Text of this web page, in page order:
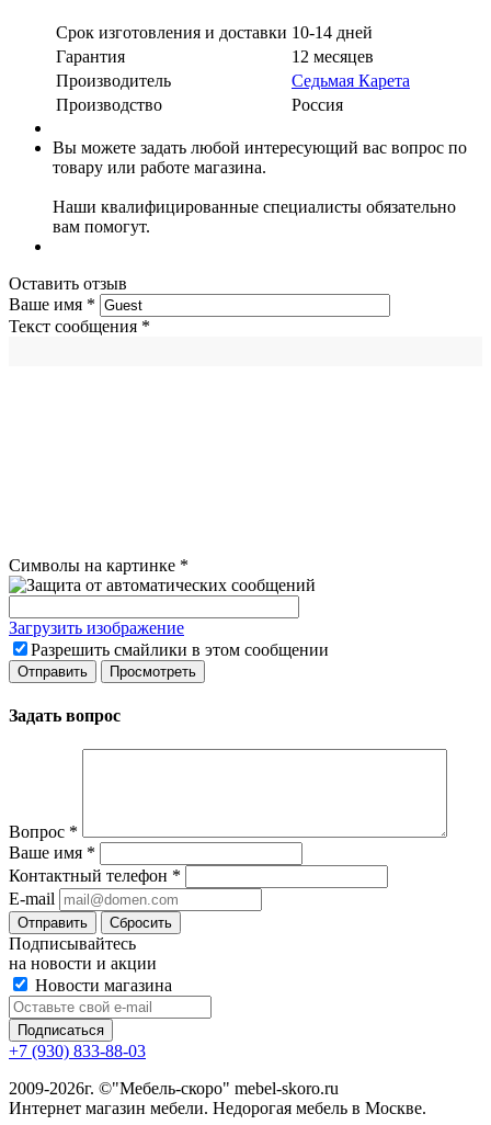
Срок изготовления и доставки 10-14 дней
Гарантия
12 месяцев
Производитель
Седьмая Карета
Производство
Россия
Вы можете задать любой интересующий вас вопрос по
товару или работе магазина.
Наши квалифицированные специалисты обязательно
вам помогут.
Оставить отзыв
Ваше имя *
Текст сообщения *
Символы на картинке *
Загрузить изображение
Разрешить смайлики в этом сообщении
Задать вопрос
Вопрос *
Ваше имя *
Контактный телефон *
E-mail
Сбросить
Подписывайтесь
на новости и акции
Новости магазина
+7 (930) 833-88-03
2009-2026г. ©"Мебель-скоро" mebel-skoro.ru
Интернет магазин мебели. Недорогая мебель в Москве.